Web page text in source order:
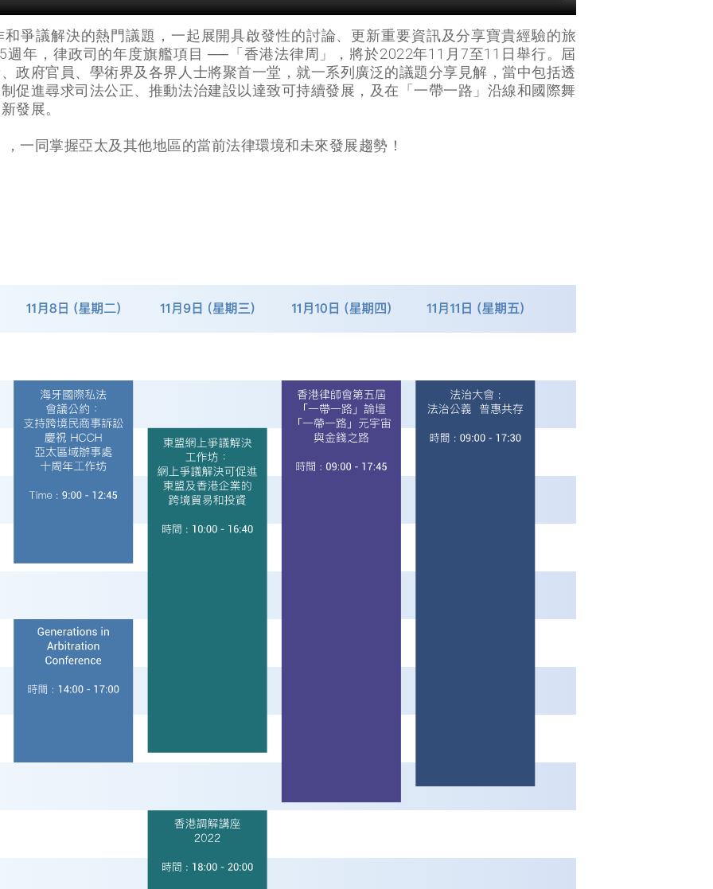
爭議解決的熱門議題，一起展開具啟發性的討論、更新重要資訊及分享寶貴經驗的旅
週年，律政司的年度旗艦項目 ──「香港法律周」，將於2022年11月7至11日舉行。屆
政府官員、學術界及各界人士將聚首一堂，就一系列廣泛的議題分享見解，當中包括透
促進尋求司法公正、推動法治建設以達致可持續發展，及在「一帶一路」沿線和國際舞
發展。
一同掌握亞太及其他地區的當前法律環境和未來發展趨勢！